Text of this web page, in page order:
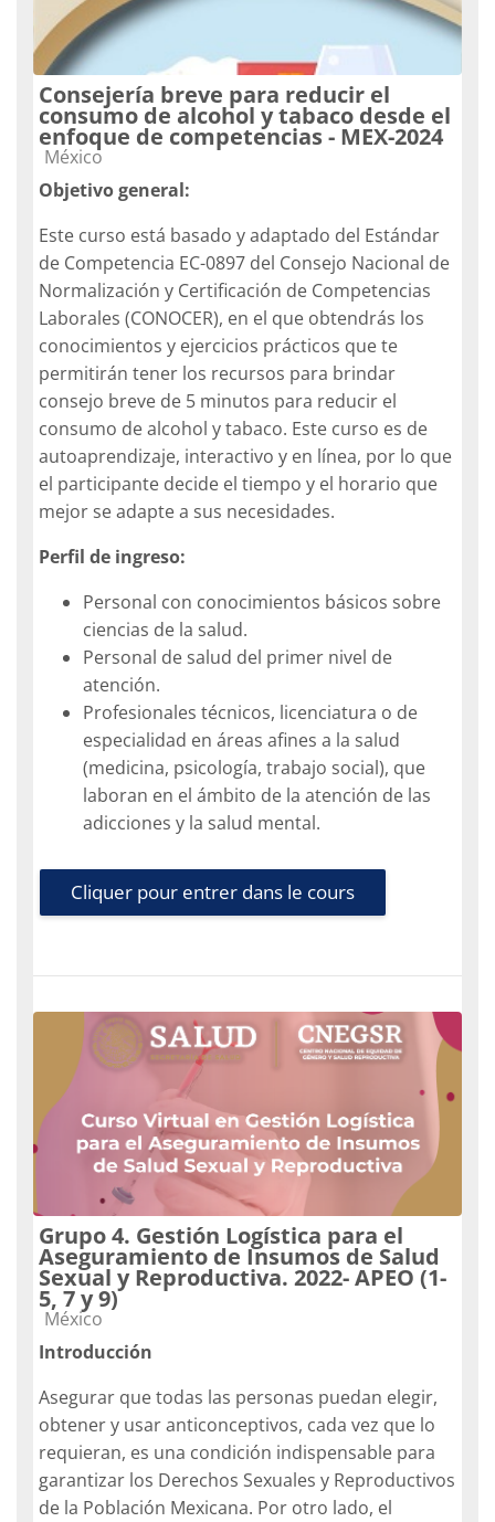
Consejería breve para reducir el
consumo de alcohol y tabaco desde el
enfoque de competencias - MEX-2024
Catégorie de cours
México
Objetivo general:
Este curso está basado y adaptado del Estándar
de Competencia EC-0897 del Consejo Nacional de
Normalización y Certificación de Competencias
Laborales (CONOCER), en el que obtendrás los
conocimientos y ejercicios prácticos que te
permitirán tener los recursos para brindar
consejo breve de 5 minutos para reducir el
consumo de alcohol y tabaco. Este curso es de
autoaprendizaje, interactivo y en línea, por lo que
el participante decide el tiempo y el horario que
mejor se adapte a sus necesidades.
Perfil de ingreso:
Personal con conocimientos básicos sobre
ciencias de la salud.
Personal de salud del primer nivel de
atención.
Profesionales técnicos, licenciatura o de
especialidad en áreas afines a la salud
(medicina, psicología, trabajo social), que
laboran en el ámbito de la atención de las
adicciones y la salud mental.
Cliquer pour entrer dans le cours
Grupo 4. Gestión Logística para el
Aseguramiento de Insumos de Salud
Sexual y Reproductiva. 2022- APEO (1-
5, 7 y 9)
Catégorie de cours
México
Introducción
Asegurar que todas las personas puedan elegir,
obtener y usar anticonceptivos, cada vez que lo
requieran, es una condición indispensable para
garantizar los Derechos Sexuales y Reproductivos
de la Población Mexicana. Por otro lado, el